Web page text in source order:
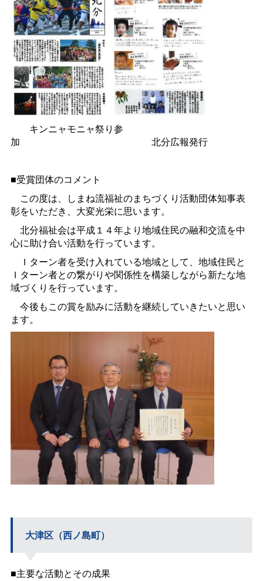
キンニャモニャ祭り参
加
北分広報発行
■受賞団体のコメント
この度は、しまね流福祉のまちづくり活動団体知事表
彰をいただき、大変光栄に思います。
北分福祉会は平成１４年より地域住民の融和交流を中
心に助け合い活動を行っています。
Ｉターン者を受け入れている地域として、地域住民と
Ｉターン者との繋がりや関係性を構築しながら新たな地
域づくりを行っています。
今後もこの賞を励みに活動を継続していきたいと思い
ます。
大津区（西ノ島町）
■主要な活動とその成果